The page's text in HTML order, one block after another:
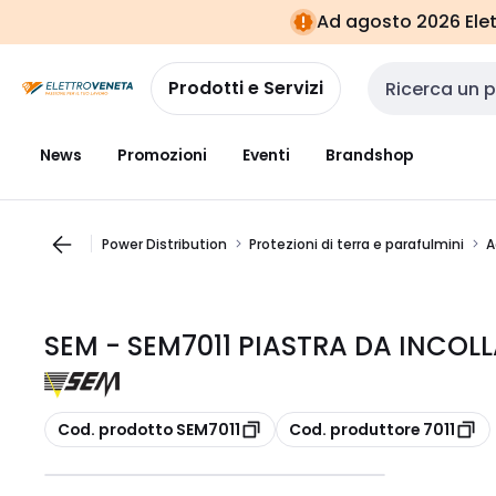
navigazionealla
pagina
Ad agosto 2026
Prodotti e Servizi Cerca input
News Promozioni Eventi Brandshop
Power Distribution Protezioni di terra e parafulmini
SEM - SEM7011 PIASTRA DA
copia
Cod. prodotto SEM7011 copia
Cod. produttore 7011